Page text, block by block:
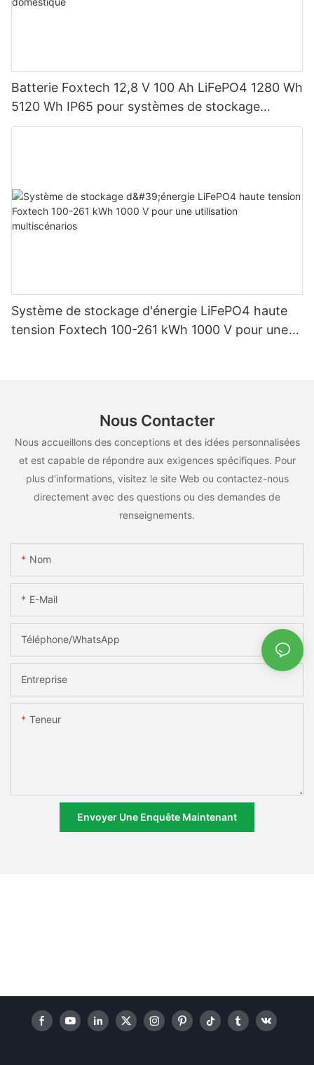
Batterie Foxtech 12,8 V 100 Ah LiFePO4 1280 Wh
5120 Wh IP65 pour systèmes de stockage
d'énergie solaire domestique
Système de stockage d'énergie LiFePO4 haute
tension Foxtech 100-261 kWh 1000 V pour une
Nous Contacter
Nous accueillons des conceptions et des idées personnalisées
et est capable de répondre aux exigences spécifiques. Pour
plus d'informations, visitez le site Web ou contactez-nous
directement avec des questions ou des demandes de
renseignements.
Nom
E-Mail
Téléphone/WhatsApp
Entreprise
Teneur
Envoyer Une Enquête Maintenant